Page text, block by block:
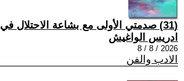
(31) صدمتي الأولى مع بشاعة الاحتلال في سبتة..!!
ادريس الواغيش
2026 / 8 / 8
الادب والفن